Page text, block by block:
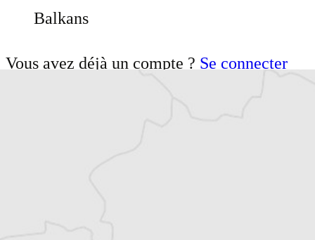
Balkans
Vous avez déjà un compte ? Se connecter